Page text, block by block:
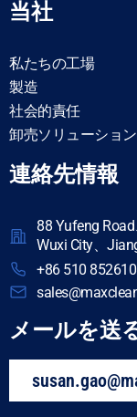
当社
私たちの工場
製造
社会的責任
卸売ソリューション
連絡先情報
88 Yufeng
Wuxi City、
+86 510
メールを送